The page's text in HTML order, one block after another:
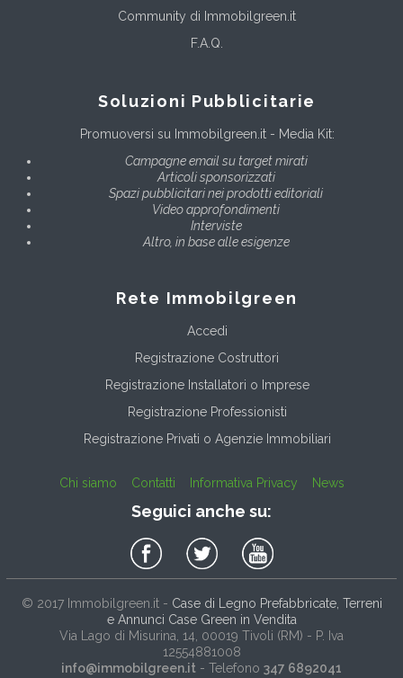
Community di Immobilgreen.it
F.A.Q.
Soluzioni Pubblicitarie
Promuoversi su Immobilgreen.it - Media Kit:
Campagne email su target mirati
Articoli sponsorizzati
Spazi pubblicitari nei prodotti editoriali
Video approfondimenti
Interviste
Altro, in base alle esigenze
Rete Immobilgreen
Accedi
Registrazione Costruttori
Registrazione Installatori o Imprese
Registrazione Professionisti
Registrazione Privati o Agenzie Immobiliari
Chi siamo Contatti Informativa Privacy News
Seguici anche su:
© 2017 Immobilgreen.it- Case di Legno Prefabbricate, Terreni
e Annunci Case Green in Vendita
Via Lago di Misurina, 14 , 00019 Tivoli (RM) - P. Iva
12554881008
info@immobilgreen.it - Telefono 347 6892041